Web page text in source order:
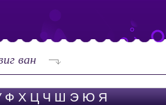
ван
Ф Х Ц Ч Ш Э Ю Я